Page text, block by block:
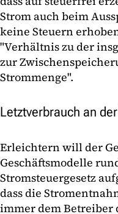
Strom auch beim
keine Steuern
"Verhältnis zu der
zur
Strommenge".
Letztverbrauch an
Erleichtern will der
Geschäftsmodelle
Stromsteuergesetz
dass die
immer dem Betreiber